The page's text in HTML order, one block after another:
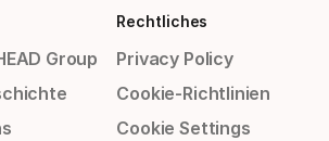
Group
Rechtliches
Privacy Policy
Cookie-Richtlinien
Cookie Settings